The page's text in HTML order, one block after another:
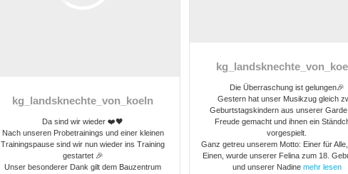
Die Überraschung ist gelungen🎉
Gestern hat unser Musikzug gleich
Geburtstagskindern aus unserer
Freude gemacht und ihnen ein
vorgespielt.
Ganz getreu unserem Motto: Einer für
Einen, wurde unserer Felina zum 18.
und unserer Nadine mehr lesen
kg_landsknechte_von_koeln
Da sind wir wieder ❤️🖤
Nach unseren Probetrainings und einer kleinen
Trainingspause sind wir nun wieder ins Training
gestartet 🎉
Unser besonderer Dank gilt dem Bauzentrum